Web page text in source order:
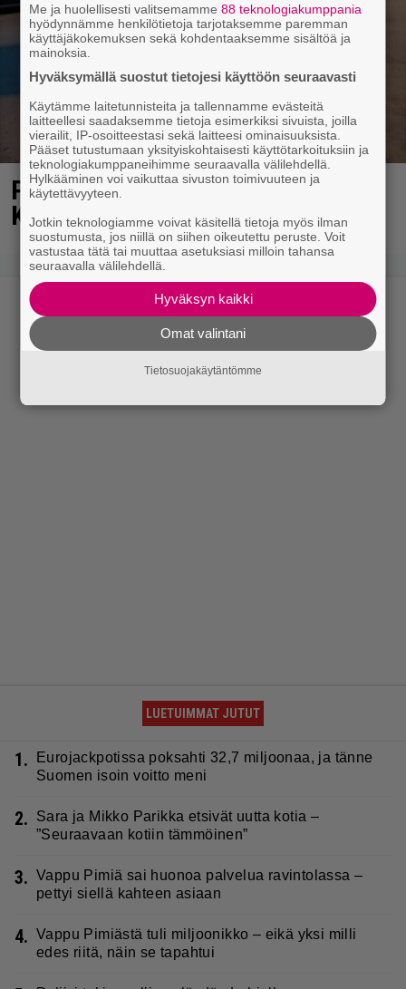
Poliisi havainnut Lahden
Karistossa omituisen ilmiön
LUETUIMMAT JUTUT
1.
Eurojackpotissa poksahti 32,7 miljoonaa, ja tänne
Suomen isoin voitto meni
2.
Sara ja Mikko Parikka etsivät uutta kotia –
”Seuraavaan kotiin tämmöinen”
3. Vappu Pimiä sai huonoa palvelua ravintolassa –
pettyi siellä kahteen asiaan
4. Vappu Pimiästä tuli miljoonikko – eikä yksi milli
edes riitä, näin se tapahtui
Me ja huolellisesti valitsemamme88 teknologiakumppania
hyödynnämme henkilötietoja tarjotaksemme paremman
käyttäjäkokemuksen sekä kohdentaaksemme sisältöä ja
mainoksia.
Hyväksymällä suostut tietojesi käyttöön seuraavasti
Käytämme laitetunnisteita ja tallennamme evästeitä
laitteellesi saadaksemme tietoja esimerkiksi sivuista, joilla
vierailit, IP-osoitteestasi sekä laitteesi ominaisuuksista.
Pääset tutustumaan yksityiskohtaisesti käyttötarkoituksiin ja
teknologiakumppaneihimme seuraavalla välilehdellä.
Hylkääminen voi vaikuttaa sivuston toimivuuteen ja
käytettävyyteen.
Jotkin teknologiamme voivat käsitellä tietoja myös ilman
suostumusta, jos niillä on siihen oikeutettu peruste. Voit
vastustaa tätä tai muuttaa asetuksiasi milloin tahansa
seuraavalla välilehdellä.
Hyväksyn kaikki
Omat valintani
Tietosuojakäytäntömme